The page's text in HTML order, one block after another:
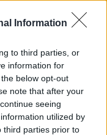
Information
to third parties, or
information for
below opt-out
note that after your
seeing
utilized by
third parties prior to